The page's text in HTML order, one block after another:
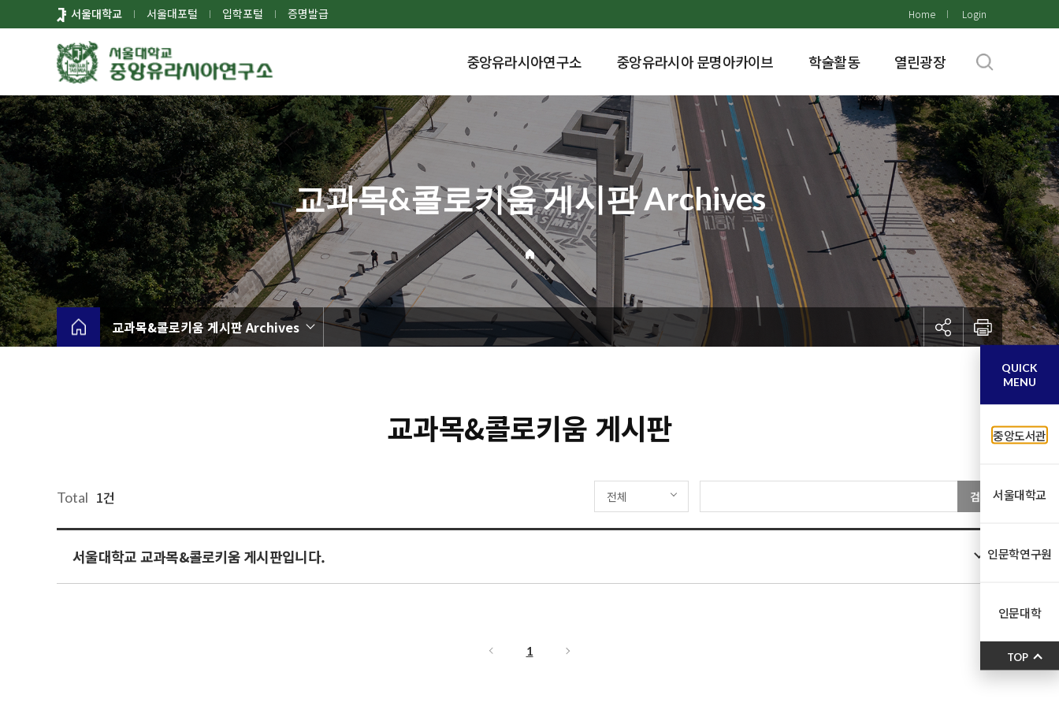
로
뉴
서울대학교 서울대포털 입학포털 증명발급 Home Login
중앙유라시아연구소 중앙유라시아 문명아카이브 학술활동 열린광장
교과목&콜로키움 게시판 Archives
교과목&콜로키움 게시판 Archives
교과목&콜로키움 게시판
Total 1건 전체 검색
서울대학교 교과목&콜로키움 게시판입니다.
1
QUICK
MENU
중앙도서관
서울대학교
인문학연구원
인문대학
TOP